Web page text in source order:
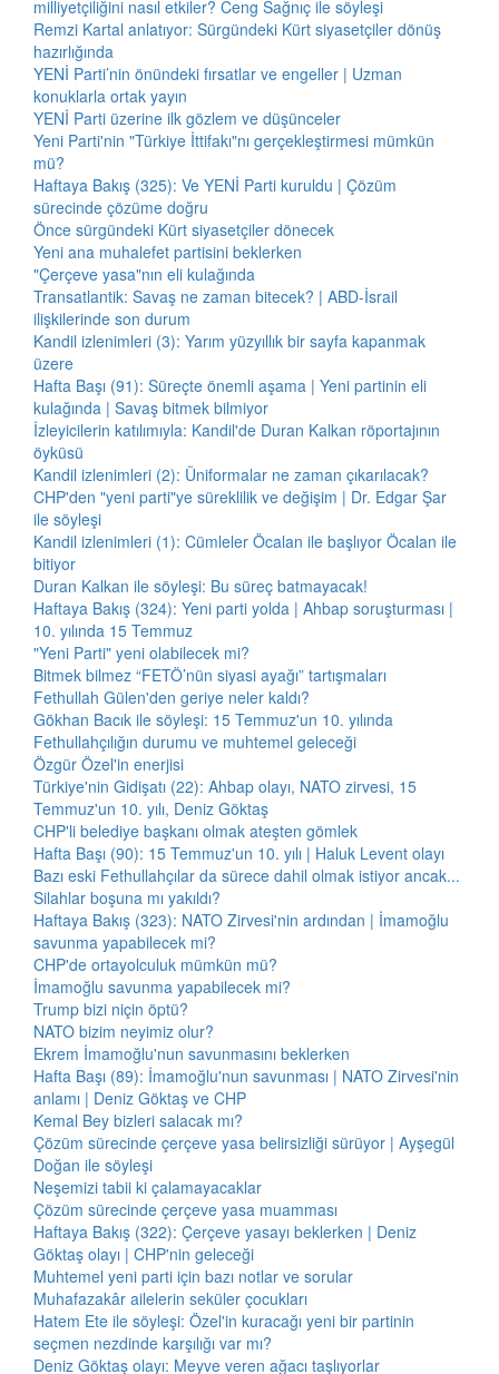
milliyetçiliğini nasıl etkiler? Ceng Sağnıç ile söyleşi
Remzi Kartal anlatıyor: Sürgündeki Kürt siyasetçiler dönüş
hazırlığında
YENİ Parti’nin önündeki fırsatlar ve engeller | Uzman
konuklarla ortak yayın
YENİ Parti üzerine ilk gözlem ve düşünceler
Yeni Parti'nin "Türkiye İttifakı"nı gerçekleştirmesi mümkün
mü?
Haftaya Bakış (325): Ve YENİ Parti kuruldu | Çözüm
sürecinde çözüme doğru
Önce sürgündeki Kürt siyasetçiler dönecek
Yeni ana muhalefet partisini beklerken
"Çerçeve yasa"nın eli kulağında
Transatlantik: Savaş ne zaman bitecek? | ABD-İsrail
ilişkilerinde son durum
Kandil izlenimleri (3): Yarım yüzyıllık bir sayfa kapanmak
üzere
Hafta Başı (91): Süreçte önemli aşama | Yeni partinin eli
kulağında | Savaş bitmek bilmiyor
İzleyicilerin katılımıyla: Kandil'de Duran Kalkan röportajının
öyküsü
Kandil izlenimleri (2): Üniformalar ne zaman çıkarılacak?
CHP'den "yeni parti"ye süreklilik ve değişim | Dr. Edgar Şar
ile söyleşi
Kandil izlenimleri (1): Cümleler Öcalan ile başlıyor Öcalan ile
bitiyor
Duran Kalkan ile söyleşi: Bu süreç batmayacak!
Haftaya Bakış (324): Yeni parti yolda | Ahbap soruşturması |
10. yılında 15 Temmuz
"Yeni Parti" yeni olabilecek mi?
Bitmek bilmez “FETÖ’nün siyasi ayağı” tartışmaları
Fethullah Gülen'den geriye neler kaldı?
Gökhan Bacık ile söyleşi: 15 Temmuz'un 10. yılında
Fethullahçılığın durumu ve muhtemel geleceği
Özgür Özel'in enerjisi
Türkiye'nin Gidişatı (22): Ahbap olayı, NATO zirvesi, 15
Temmuz'un 10. yılı, Deniz Göktaş
CHP'li belediye başkanı olmak ateşten gömlek
Hafta Başı (90): 15 Temmuz'un 10. yılı | Haluk Levent olayı
Bazı eski Fethullahçılar da sürece dahil olmak istiyor ancak...
Silahlar boşuna mı yakıldı?
Haftaya Bakış (323): NATO Zirvesi'nin ardından | İmamoğlu
savunma yapabilecek mi?
CHP'de ortayolculuk mümkün mü?
İmamoğlu savunma yapabilecek mi?
Trump bizi niçin öptü?
NATO bizim neyimiz olur?
Ekrem İmamoğlu'nun savunmasını beklerken
Hafta Başı (89): İmamoğlu'nun savunması | NATO Zirvesi'nin
anlamı | Deniz Göktaş ve CHP
Kemal Bey bizleri salacak mı?
Çözüm sürecinde çerçeve yasa belirsizliği sürüyor | Ayşegül
Doğan ile söyleşi
Neşemizi tabii ki çalamayacaklar
Çözüm sürecinde çerçeve yasa muamması
Haftaya Bakış (322): Çerçeve yasayı beklerken | Deniz
Göktaş olayı | CHP'nin geleceği
Muhtemel yeni parti için bazı notlar ve sorular
Muhafazakâr ailelerin seküler çocukları
Hatem Ete ile söyleşi: Özel'in kuracağı yeni bir partinin
seçmen nezdinde karşılığı var mı?
Deniz Göktaş olayı: Meyve veren ağacı taşlıyorlar